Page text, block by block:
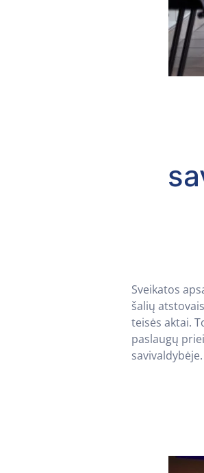
Sveikatos
šalių
teisės aktai.
paslaugų